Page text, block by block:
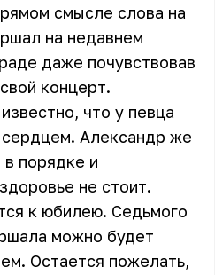
смысле слова на
на недавнем
даже почувствовав
концерт.
что у певца
Александр же
в порядке и
не стоит.
к юбилею. Седьмого
можно будет
Остается пожелать,